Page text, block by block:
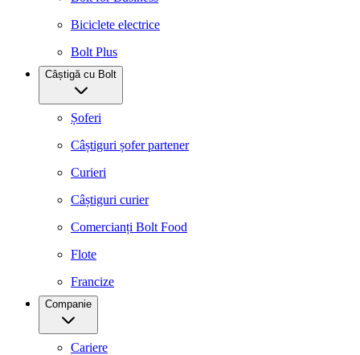
Biciclete electrice
Bolt Plus
Câștigă cu Bolt
Șoferi
Câștiguri șofer partener
Curieri
Câștiguri curier
Comercianți Bolt Food
Flote
Francize
Companie
Cariere